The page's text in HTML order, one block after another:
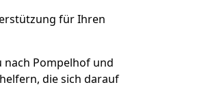
für Ihren
nach Pompelhof und
die sich darauf